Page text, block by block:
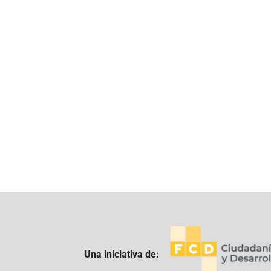
Una iniciativa de: